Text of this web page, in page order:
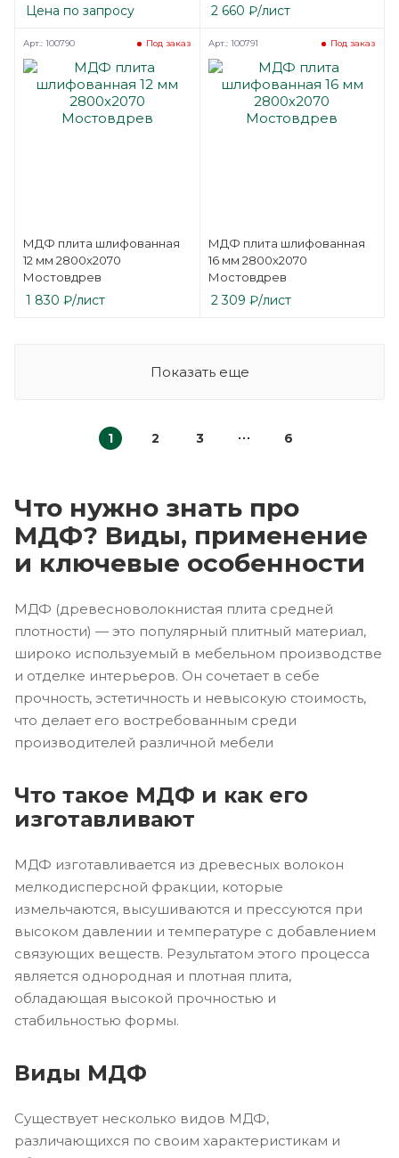
Цена по запросу 2 660 ₽/лист
МДФ плита шлифованная
12 мм 2800х2070
Мостовдрев
Под заказ
Арт.: 100790
1 830 ₽/лист
МДФ плита шлифованная
16 мм 2800х2070
Мостовдрев
Под заказ
Арт.: 100791
2 309 ₽/лист
Показать еще
1 2 3 6
Что нужно знать про
МДФ? Виды, применение
и ключевые особенности
МДФ (древесноволокнистая плита средней
плотности) — это популярный плитный материал,
широко используемый в мебельном производстве
и отделке интерьеров. Он сочетает в себе
прочность, эстетичность и невысокую стоимость,
что делает его востребованным среди
производителей различной мебели
Что такое МДФ и как его
изготавливают
МДФ изготавливается из древесных волокон
мелкодисперсной фракции, которые
измельчаются, высушиваются и прессуются при
высоком давлении и температуре с добавлением
связующих веществ. Результатом этого процесса
является однородная и плотная плита,
обладающая высокой прочностью и
стабильностью формы.
Виды МДФ
Существует несколько видов МДФ,
различающихся по своим характеристикам и